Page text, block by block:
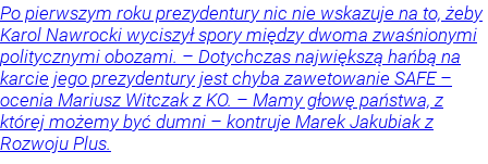
Po pierwszym roku prezydentury nic nie wskazuje na to, żeby
Karol Nawrocki wyciszył spory między dwoma zwaśnionymi
politycznymi obozami. – Dotychczas największą hańbą na
karcie jego prezydentury jest chyba zawetowanie SAFE –
ocenia Mariusz Witczak z KO. – Mamy głowę państwa, z
której możemy być dumni – kontruje Marek Jakubiak z
Rozwoju Plus.